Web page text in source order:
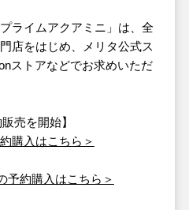
ライムアクアミニ」は、全
店をはじめ、メリタ公式ス
ストアなどでお求めいただ
売を開始】
購入はこちら＞
予約購入はこちら＞